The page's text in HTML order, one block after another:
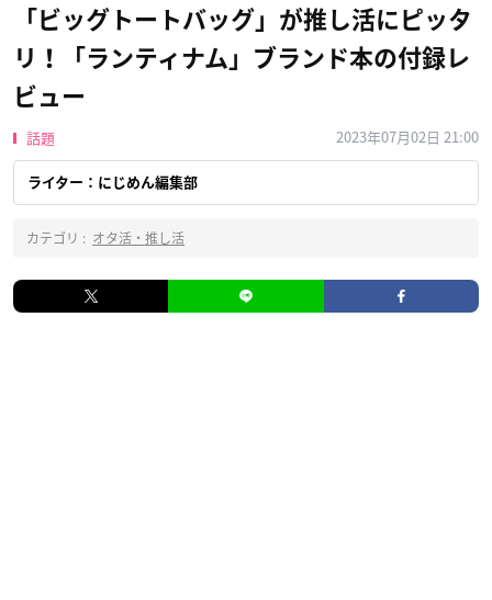
「ビッグトートバッグ」が推し活にピッタ
リ！「ランティナム」ブランド本の付録レ
ビュー
話題 2023年07月02日 21:00
ライター：にじめん編集部
カテゴリ : オタ活・推し活